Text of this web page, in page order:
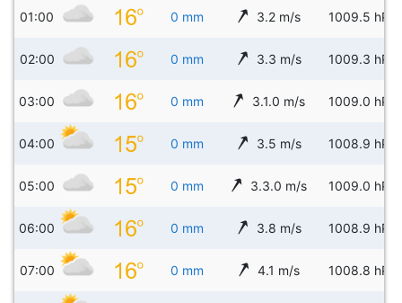
01:00 0 mm 3.2 m/s 1009.5 hPa
02:00 0 mm 3.3 m/s 1009.3 hPa
03:00 0 mm 3.1.0 m/s 1009.0 hPa
04:00 0 mm 3.5 m/s 1008.9 hPa
05:00 0 mm 3.3.0 m/s 1009.0 hPa
06:00 0 mm 3.8 m/s 1008.9 hPa
07:00 0 mm 4.1 m/s 1008.8 hPa